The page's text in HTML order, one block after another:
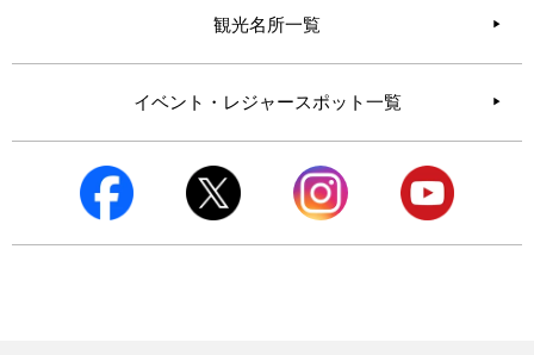
観光名所一覧
イベント・レジャースポット一覧